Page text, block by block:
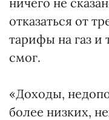
отказаться от
тарифы на газ и
смог.
«Доходы,
более низких,